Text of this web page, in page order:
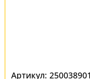
250038901